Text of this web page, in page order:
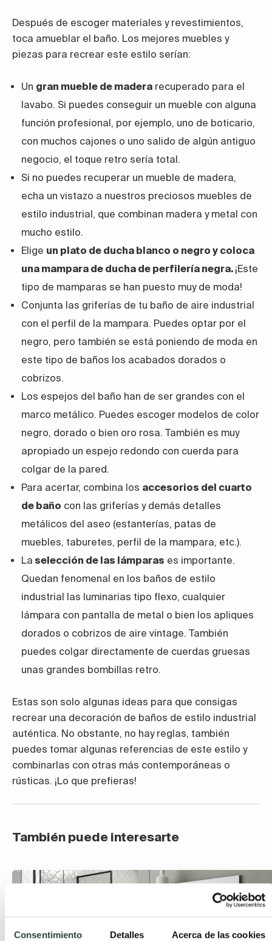
Consentimiento Detalles Acerca de las cookies
Después de escoger materiales y revestimientos,
toca amueblar el baño. Los mejores muebles y
piezas para recrear este estilo serían:
Un gran mueble de madera recuperado para el
lavabo. Si puedes conseguir un mueble con alguna
función profesional, por ejemplo, uno de boticario,
con muchos cajones o uno salido de algún antiguo
negocio, el toque retro sería total.
Si no puedes recuperar un mueble de madera,
echa un vistazo a nuestros preciosos muebles de
estilo industrial, que combinan madera y metal con
mucho estilo.
Elige un plato de ducha blanco o negro y coloca
una mampara de ducha de perfilería negra. ¡Este
tipo de mamparas se han puesto muy de moda!
Conjunta las griferías de tu baño de aire industrial
con el perfil de la mampara. Puedes optar por el
negro, pero también se está poniendo de moda en
este tipo de baños los acabados dorados o
cobrizos.
Los espejos del baño han de ser grandes con el
marco metálico. Puedes escoger modelos de color
negro, dorado o bien oro rosa. También es muy
apropiado un espejo redondo con cuerda para
colgar de la pared.
Para acertar, combina los accesorios del cuarto
de baño con las griferías y demás detalles
metálicos del aseo (estanterías, patas de
muebles, taburetes, perfil de la mampara, etc.).
La selección de las lámparas es importante.
Quedan fenomenal en los baños de estilo
industrial las luminarias tipo flexo, cualquier
lámpara con pantalla de metal o bien los apliques
dorados o cobrizos de aire vintage. También
puedes colgar directamente de cuerdas gruesas
unas grandes bombillas retro.
Estas son solo algunas ideas para que consigas
recrear una decoración de baños de estilo industrial
auténtica. No obstante, no hay reglas, también
puedes tomar algunas referencias de este estilo y
combinarlas con otras más contemporáneas o
rústicas. ¡Lo que prefieras!
También puede interesarte